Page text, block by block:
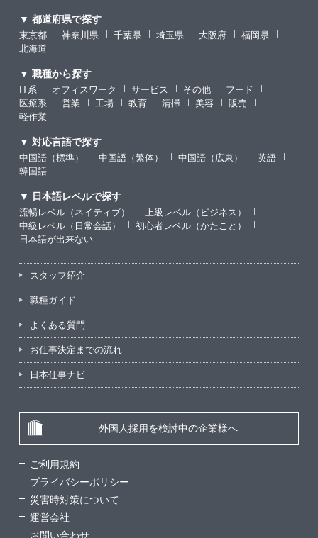
▼ 都道府県で探す
東京都 神奈川県 千葉県 埼玉県 大阪府
福岡県
北海道
▼ 職種から探す
IT系 オフィスワーク サービス その他
フード
医療系
営業 工場 教育 清掃 美容
販売
軽作業
▼ 対応言語で探す
中国語（標準） 中国語（繁体） 中国語（広東）
英語
韓国語
▼ 日本語レベルで探す
流暢レベル（ネイティブ）
上級レベル（ビジネス）
中級レベル（日常会話）
初心者レベル（かたこと）
日本語が出来ない
スタッフ紹介
職種ガイド
よくある質問
お仕事決定までの流れ
日本仕事ナビ
外国人採用を検討中の企業様へ
ご利用規約
プライバシーポリシー
災害時対策について
運営会社
お問い合わせ